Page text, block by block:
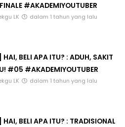
#AKADEMIYOUTUBER
LK dalam 1 tahun yang lalu
BELI APA ITU? : ADUH, SAKIT
#05 #AKADEMIYOUTUBER
LK dalam 1 tahun yang lalu
BELI APA ITU? : TRADISIONAL